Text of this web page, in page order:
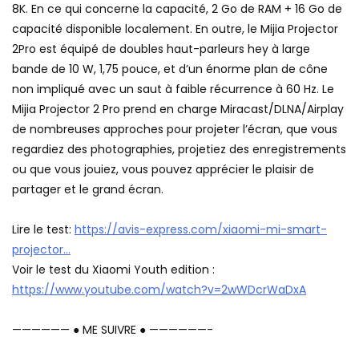
8K. En ce qui concerne la capacité, 2 Go de RAM + 16 Go de
capacité disponible localement. En outre, le Mijia Projector
2Pro est équipé de doubles haut-parleurs hey à large
bande de 10 W, 1,75 pouce, et d’un énorme plan de cône
non impliqué avec un saut à faible récurrence à 60 Hz. Le
Mijia Projector 2 Pro prend en charge Miracast/DLNA/Airplay
de nombreuses approches pour projeter l’écran, que vous
regardiez des photographies, projetiez des enregistrements
ou que vous jouiez, vous pouvez apprécier le plaisir de
partager et le grand écran.
Lire le test: https://avis-express.com/xiaomi-mi-smart-
projector…
Voir le test du Xiaomi Youth edition :
https://www.youtube.com/watch?v=2wWDcrWaDxA
—————— ● ME SUIVRE ● ——————-